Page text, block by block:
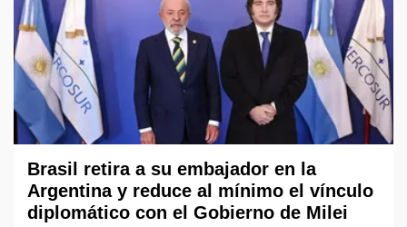
Brasil retira a su embajador en la
Argentina y reduce al mínimo el vínculo
diplomático con el Gobierno de Milei